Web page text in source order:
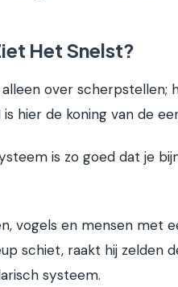
Het Snelst?
over scherpstellen;
is hier de koning van de
is zo goed dat je
vogels en mensen met
schiet, raakt hij zelden
systeem.